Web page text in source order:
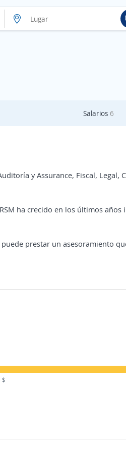
Salarios 6
y Assurance, Fiscal,
ha crecido en los últimos
prestar un asesoramiento
$